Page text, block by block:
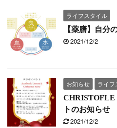
ライフスタイル
【薬膳】自分
2021/12/2
お知らせ
ライフ
CHRISTOFLE
トのお知らせ
2021/12/2